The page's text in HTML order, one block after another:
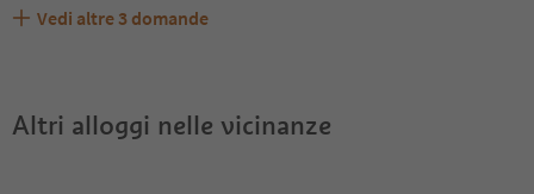
Pensione Mitterhofer accetta animali domestici?
Quali servizi/attività sono disponibili presso Pensione
Gli ospiti di Pensione Mitterhofer ricevono l'Alto Adige
Vedi altre 3 domande
Altri alloggi nelle vicinanze